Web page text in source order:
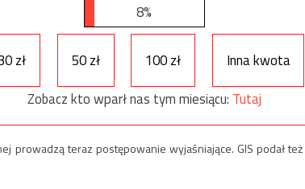
8%
zł 50 zł 100 zł
Inna kwota
Zobacz kto wparł nas tym miesiącu: Tutaj
prowadzą teraz postępowanie wyjaśniające. GIS podał